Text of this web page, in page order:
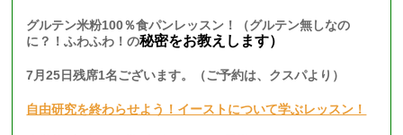
グルテン米粉100％食パンレッスン！（グルテン無しなの
に？！ふわふわ！の秘密をお教えします）
7月25日残席1名ございます。（ご予約は、クスパより）
自由研究を終わらせよう！イーストについて学ぶレッスン！